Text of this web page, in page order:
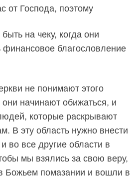
от Господа, поэтому
на чеку, когда они
финансовое благословление
не понимают этого
они начинают обижаться, и
которые раскрывают
В эту область нужно внести
во все другие области в
мы взялись за свою веру,
Божьем помазании и вошли в